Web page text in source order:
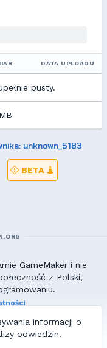
DATA UPLOADU
pusty.
unknown_5183
informacji o
odwiedzin.
BETA
GameMaker i nie
z Polski,
bez zgody